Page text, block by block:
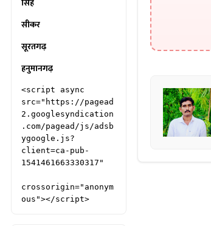
सीकर
सूरतगढ़
हनुमानगढ़
<script async
src="https://pagead
2.googlesyndication
.com/pagead/js/adsb
ygoogle.js?
client=ca-pub-
1541461663330317"
crossorigin="anonym
ous"></script>